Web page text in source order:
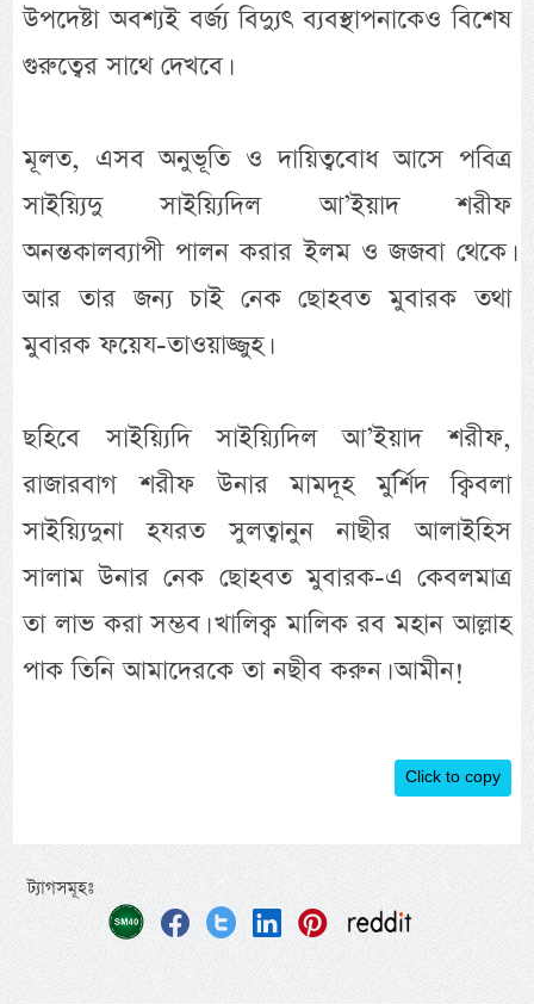
উপদেষ্টা অবশ্যই বর্জ্য বিদ্যুৎ ব্যবস্থাপনাকেও বিশেষ
গুরুত্বের সাথে দেখবে।
মূলত, এসব অনুভূতি ও দায়িত্ববোধ আসে পবিত্র
সাইয়্যিদু সাইয়্যিদিল আ’ইয়াদ শরীফ
অনন্তকালব্যাপী পালন করার ইলম ও জজবা থেকে।
আর তার জন্য চাই নেক ছোহবত মুবারক তথা
মুবারক ফয়েয-তাওয়াজ্জুহ।
ছহিবে সাইয়্যিদি সাইয়্যিদিল আ’ইয়াদ শরীফ,
রাজারবাগ শরীফ উনার মামদূহ মুর্র্শিদ ক্বিবলা
সাইয়্যিদুনা হযরত সুলত্বানুন নাছীর আলাইহিস
সালাম উনার নেক ছোহবত মুবারক-এ কেবলমাত্র
তা লাভ করা সম্ভব। খালিক্ব মালিক রব মহান আল্লাহ
পাক তিনি আমাদেরকে তা নছীব করুন। আমীন!
Click to copy
ট্যাগসমূহঃ